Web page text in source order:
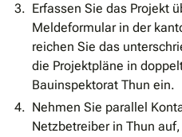
Erfassen Sie das Projekt
Meldeformular in der
reichen Sie das
die Projektpläne in
Bauinspektorat Thun ein.
Nehmen Sie parallel
Netzbetreiber in Thun